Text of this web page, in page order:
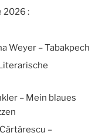
2026 :
Weyer – Tabakpech
– Mein blaues
–